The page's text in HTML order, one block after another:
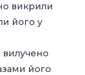
викрили
його у
вилучено
його